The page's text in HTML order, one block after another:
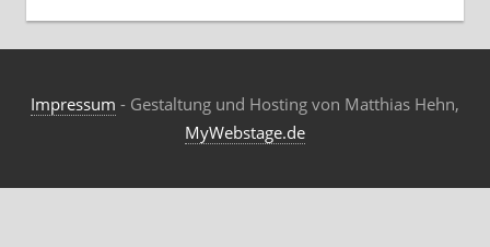
Impressum - Gestaltung und Hosting von Matthias Hehn,
MyWebstage.de